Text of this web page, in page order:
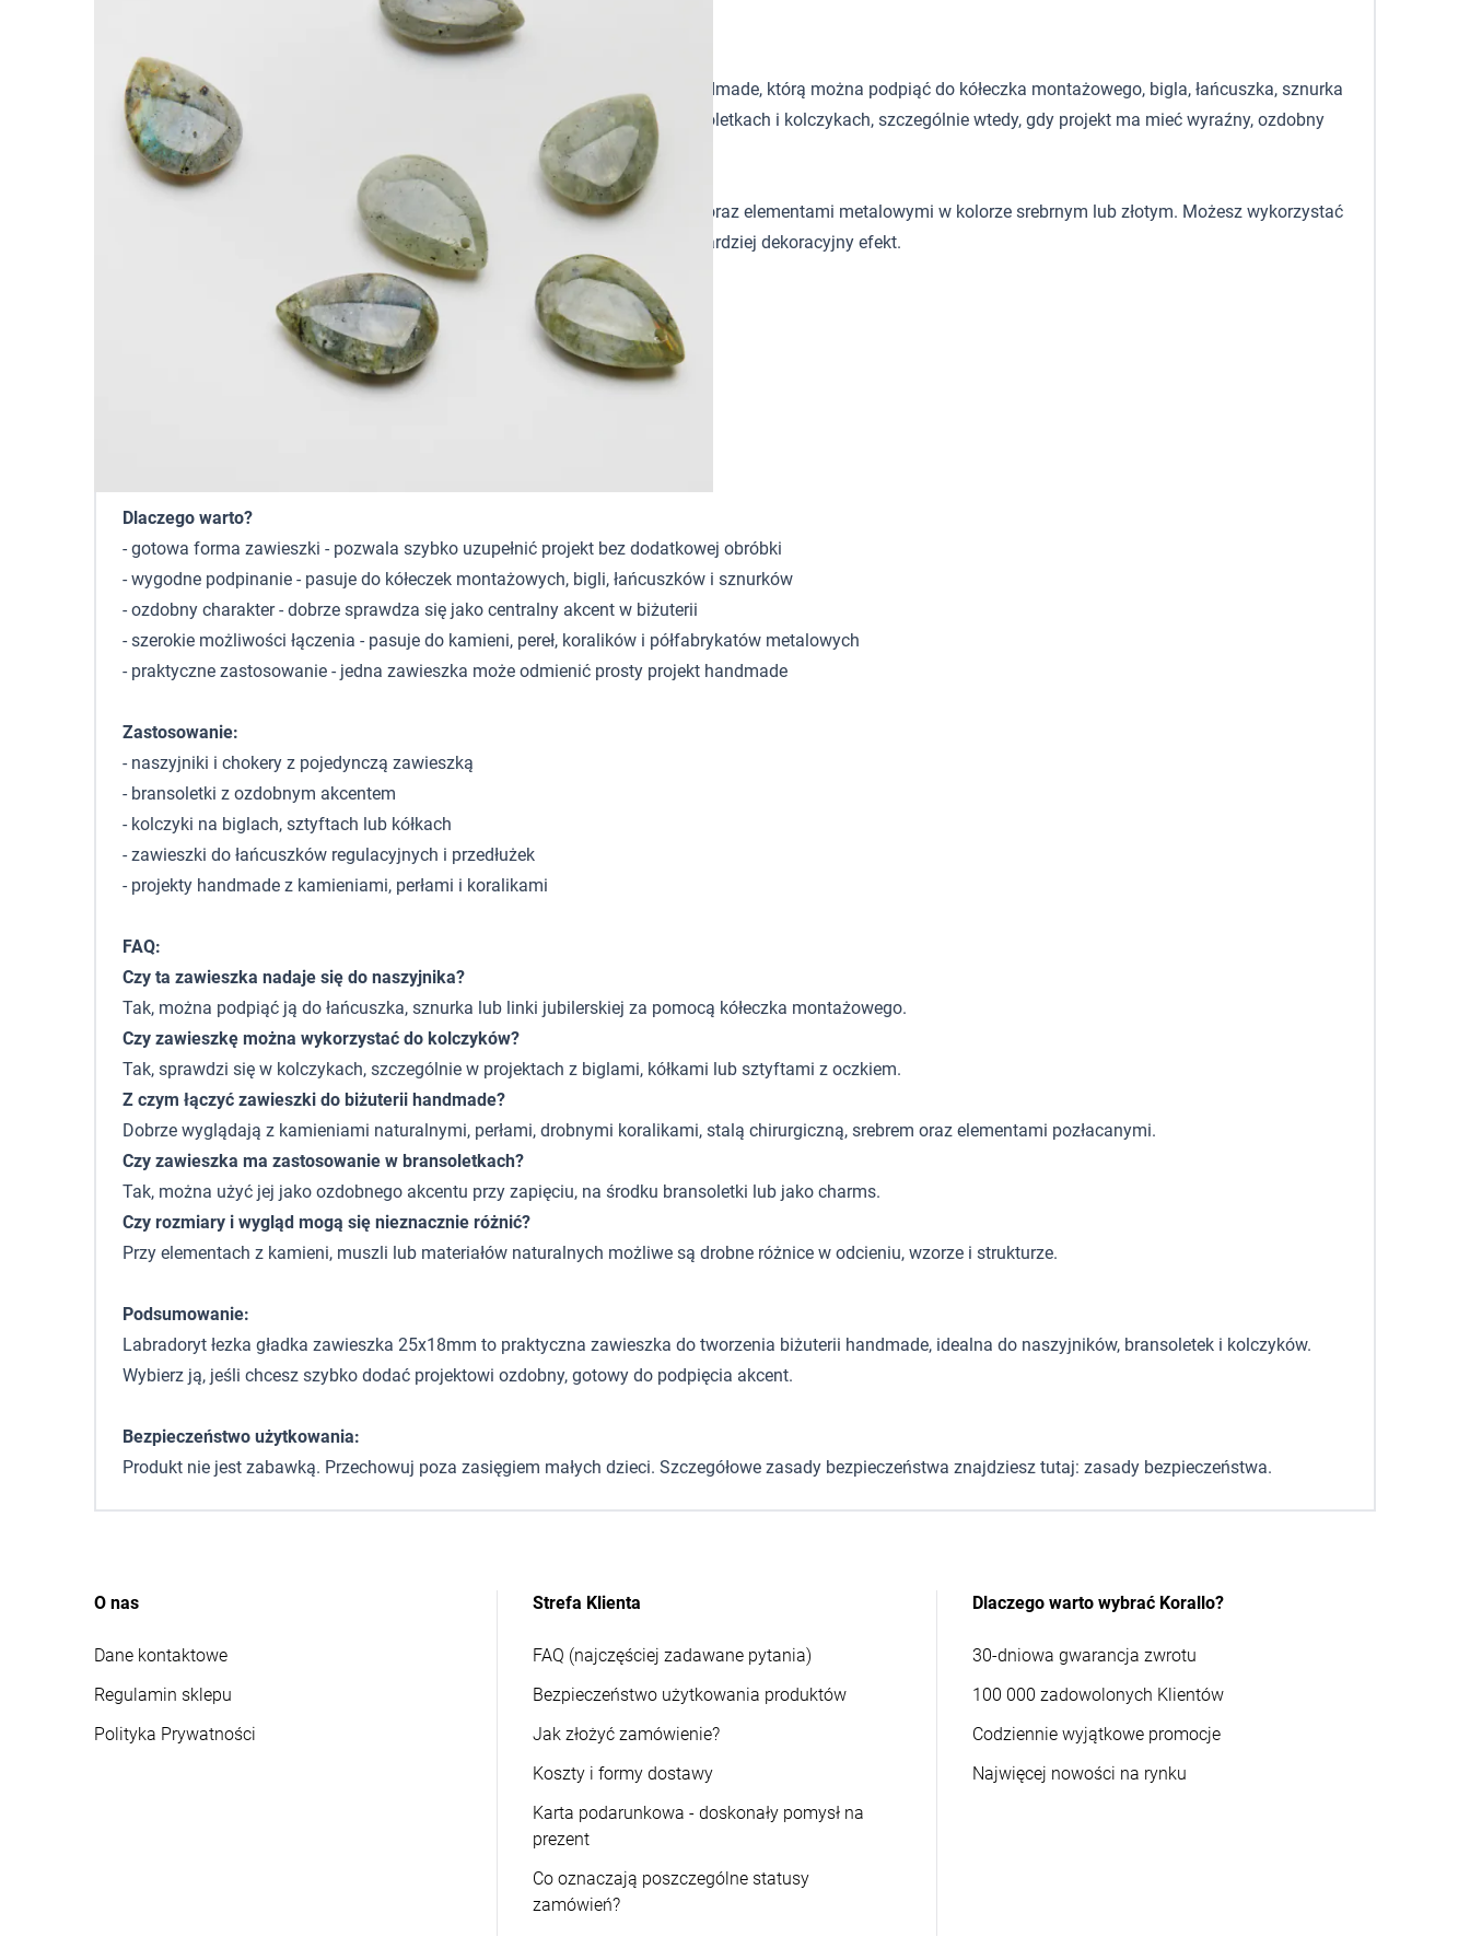
Labradoryt łezka gładka zawieszka 25x18mm
Labradoryt łezka gładka zawieszka 25x18mm to zawieszka do biżuterii handmade, którą można podpiąć do kółeczka montażowego, bigla, łańcuszka, sznurka
lub linki jubilerskiej. Sprawdzi się jako gotowy akcent w naszyjnikach, bransoletkach i kolczykach, szczególnie wtedy, gdy projekt ma mieć wyraźny, ozdobny
punkt centralny.
Ta zawieszka dobrze łączy się z kamieniami, perłami, koralikami szklanymi oraz elementami metalowymi w kolorze srebrnym lub złotym. Możesz wykorzystać
ją pojedynczo albo zestawić kilka sztuk w jednej kompozycji, aby uzyskać bardziej dekoracyjny efekt.
- rodzaj produktu: zawieszka
- materiał / motyw: Labradoryt łezka gładka
Dlaczego warto?
- gotowa forma zawieszki - pozwala szybko uzupełnić projekt bez dodatkowej obróbki
- wygodne podpinanie - pasuje do kółeczek montażowych, bigli, łańcuszków i sznurków
- ozdobny charakter - dobrze sprawdza się jako centralny akcent w biżuterii
- szerokie możliwości łączenia - pasuje do kamieni, pereł, koralików i półfabrykatów metalowych
- praktyczne zastosowanie - jedna zawieszka może odmienić prosty projekt handmade
Zastosowanie:
- naszyjniki i chokery z pojedynczą zawieszką
- bransoletki z ozdobnym akcentem
- kolczyki na biglach, sztyftach lub kółkach
- zawieszki do łańcuszków regulacyjnych i przedłużek
- projekty handmade z kamieniami, perłami i koralikami
FAQ:
Czy ta zawieszka nadaje się do naszyjnika?
Tak, można podpiąć ją do łańcuszka, sznurka lub linki jubilerskiej za pomocą kółeczka montażowego.
Czy zawieszkę można wykorzystać do kolczyków?
Tak, sprawdzi się w kolczykach, szczególnie w projektach z biglami, kółkami lub sztyftami z oczkiem.
Z czym łączyć zawieszki do biżuterii handmade?
Dobrze wyglądają z kamieniami naturalnymi, perłami, drobnymi koralikami, stalą chirurgiczną, srebrem oraz elementami pozłacanymi.
Czy zawieszka ma zastosowanie w bransoletkach?
Tak, można użyć jej jako ozdobnego akcentu przy zapięciu, na środku bransoletki lub jako charms.
Czy rozmiary i wygląd mogą się nieznacznie różnić?
Przy elementach z kamieni, muszli lub materiałów naturalnych możliwe są drobne różnice w odcieniu, wzorze i strukturze.
Podsumowanie:
Labradoryt łezka gładka zawieszka 25x18mm to praktyczna zawieszka do tworzenia biżuterii handmade, idealna do naszyjników, bransoletek i kolczyków.
Wybierz ją, jeśli chcesz szybko dodać projektowi ozdobny, gotowy do podpięcia akcent.
Bezpieczeństwo użytkowania:
Produkt nie jest zabawką. Przechowuj poza zasięgiem małych dzieci. Szczegółowe zasady bezpieczeństwa znajdziesz tutaj: zasady bezpieczeństwa.
O nas
Dane kontaktowe
Regulamin sklepu
Polityka Prywatności
Strefa Klienta
FAQ (najczęściej zadawane pytania)
Bezpieczeństwo użytkowania produktów
Jak złożyć zamówienie?
Koszty i formy dostawy
Karta podarunkowa - doskonały pomysł na
prezent
Co oznaczają poszczególne statusy
zamówień?
Dlaczego warto wybrać Korallo?
30-dniowa gwarancja zwrotu
100 000 zadowolonych Klientów
Codziennie wyjątkowe promocje
Najwięcej nowości na rynku